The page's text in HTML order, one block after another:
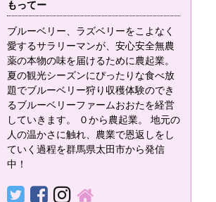
もってー
ブルーベリー、ラズベリーをこよなく
愛するサラリーマンが、安心安全無農
薬の本物の味を届けるために農起業。
夏の観光シーズンにぴったりな食べ放
題でブルーベリー狩り収穫体験のでき
るブルーベリーファームおおたを経営
していきます。 ０から農起業。 地元の
人の温かさに触れ、農業で恩返しをし
ていく過程を群馬県太田市から発信
中！